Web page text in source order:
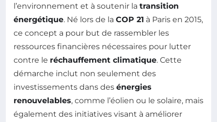
l’environnement et à soutenir la transition
énergétique. Né lors de la COP 21 à Paris en 2015,
ce concept a pour but de rassembler les
ressources financières nécessaires pour lutter
contre le réchauffement climatique. Cette
démarche inclut non seulement des
investissements dans des énergies
renouvelables, comme l’éolien ou le solaire, mais
également des initiatives visant à améliorer